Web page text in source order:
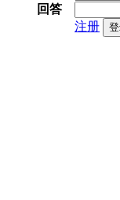
回答
注册